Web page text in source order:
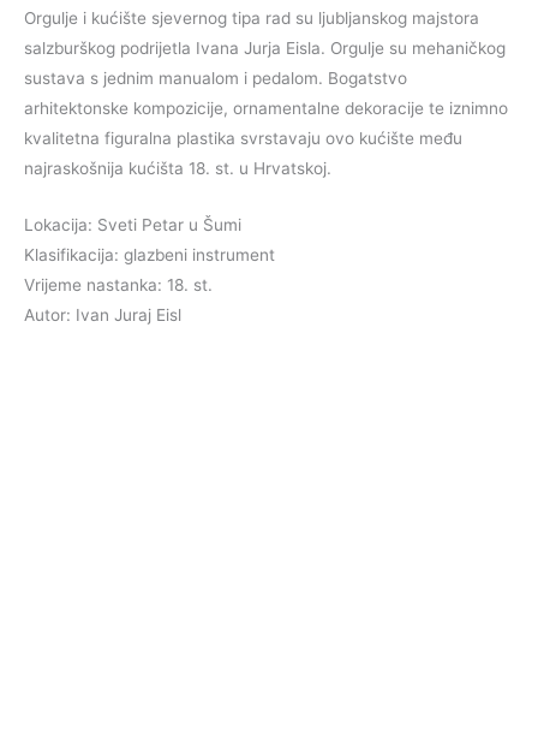
Orgulje i kućište sjevernog tipa rad su ljubljanskog majstora
salzburškog podrijetla Ivana Jurja Eisla. Orgulje su mehaničkog
sustava s jednim manualom i pedalom. Bogatstvo
arhitektonske kompozicije, ornamentalne dekoracije te iznimno
kvalitetna figuralna plastika svrstavaju ovo kućište među
najraskošnija kućišta 18. st. u Hrvatskoj.
Lokacija: Sveti Petar u Šumi
Klasifikacija: glazbeni instrument
Vrijeme nastanka: 18. st.
Autor: Ivan Juraj Eisl